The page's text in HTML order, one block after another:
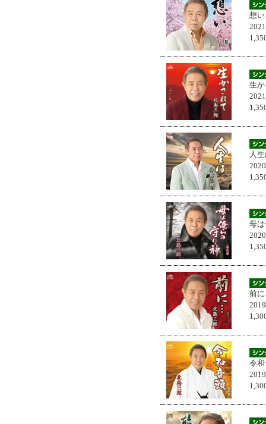
想い
生
人
母
前
令